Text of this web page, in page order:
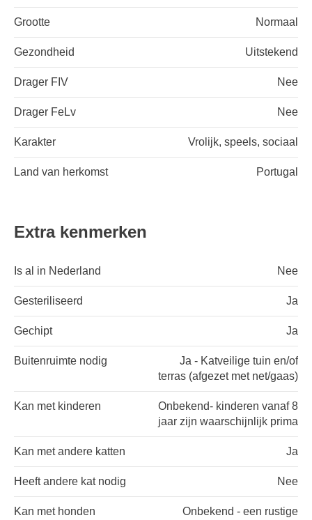
Grootte Normaal
Gezondheid Uitstekend
Drager FIV Nee
Drager FeLv Nee
Karakter Vrolijk, speels, sociaal
Land van herkomst Portugal
Extra kenmerken
Is al in Nederland Nee
Gesteriliseerd Ja
Gechipt Ja
Buitenruimte nodig
Ja - Katveilige tuin en/of
terras (afgezet met net/gaas)
Kan met kinderen
Onbekend- kinderen vanaf 8
jaar zijn waarschijnlijk prima
Kan met andere katten Ja
Heeft andere kat nodig Nee
Kan met honden
Onbekend - een rustige